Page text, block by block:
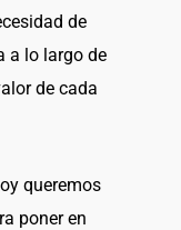
de
a lo largo de
de cada
queremos
poner en